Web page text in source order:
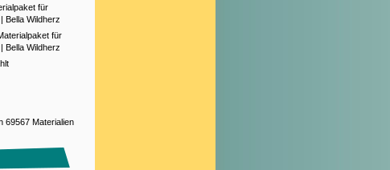
für
Bella Wildherz
für
Bella Wildherz
69567 Materialien